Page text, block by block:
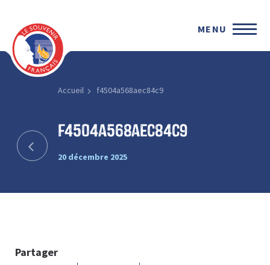
MENU
Accueil f4504a568aec84c9
f4504a568aec84c9
20 décembre 2025
Partager